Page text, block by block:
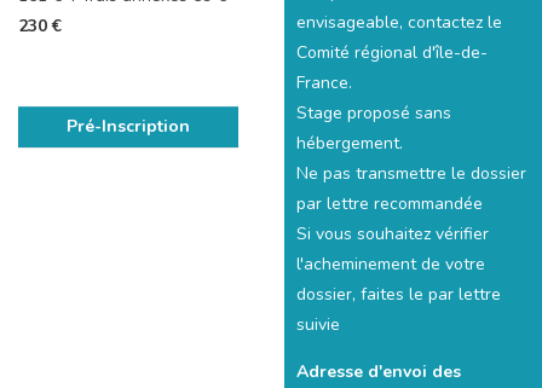
230 €
Pré-Inscription
envisageable, contactez le
Comité régional d'île-de-
France.
Stage proposé sans
hébergement.
Ne pas transmettre le dossier
par lettre recommandée
Si vous souhaitez vérifier
l'acheminement de votre
dossier, faites le par lettre
suivie
Adresse d'envoi des